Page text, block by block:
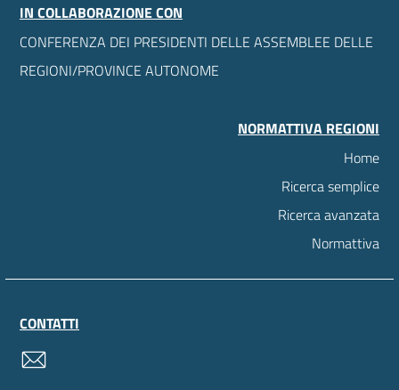
IN COLLABORAZIONE CON
CONFERENZA DEI PRESIDENTI DELLE ASSEMBLEE DELLE
REGIONI/PROVINCE AUTONOME
NORMATTIVA REGIONI
Home
Ricerca semplice
Ricerca avanzata
Normattiva
CONTATTI